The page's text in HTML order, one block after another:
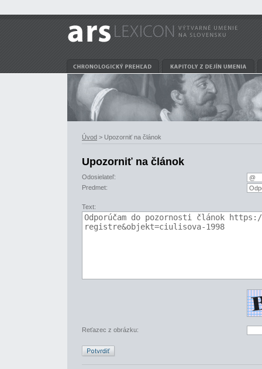
Úvod > Upozorniť na článok
Upozorniť na článok
Odosielateľ:
Predmet:
Text:
Reťazec z obrázku: